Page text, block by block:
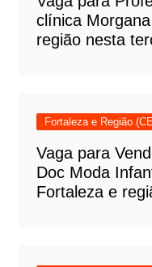
clínica
região nesta
Fortaleza e Região
Vaga para
Doc Moda
Fortaleza e